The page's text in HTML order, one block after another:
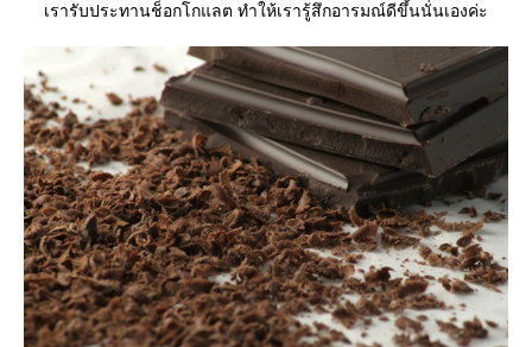
เรารับประทานช็อกโกแลต ทำให้เรารู้สึกอารมณ์ดีขึ้นนั่นเองค่ะ